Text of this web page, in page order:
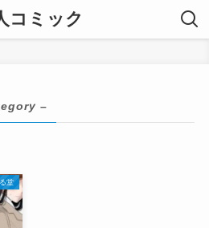
コミック
–
堂